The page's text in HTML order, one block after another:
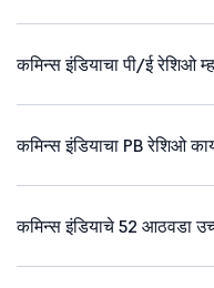
कमिन्स इंडियाचा पी/ई रेशिओ
कमिन्स इंडियाचा PB रेशिओ
कमिन्स इंडियाचे 52 आठवडा